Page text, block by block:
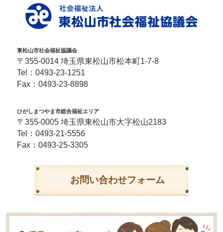
東松山市社会福祉協議会
〒355-0014 埼玉県東松山市松本町1-7-8
Tel： 0493-23-1251
Fax：0493-23-8898
ひがしまつやま市総合福祉エリア
〒355-0005 埼玉県東松山市大字松山2183
Tel： 0493-21-5556
Fax：0493-25-3305
お問い合わせフォーム